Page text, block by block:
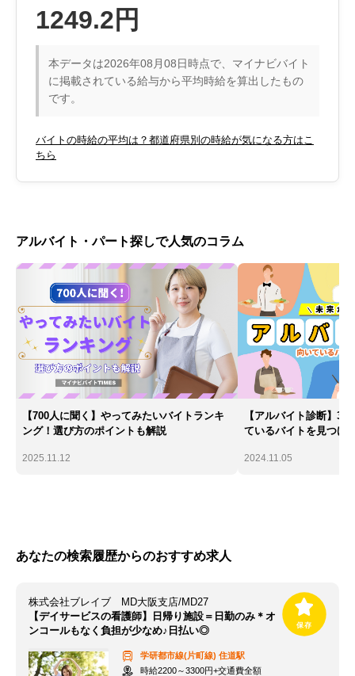
1249.2円
本データは2026年08月08日時点で、マイナビバイト
に掲載されている給与から平均時給を算出したもの
です。
バイトの時給の平均は？都道府県別の時給が気になる方はこ
ちら
アルバイト・パート探しで人気のコラム
【700人に聞く】やってみたいバイトランキ
ング！選び方のポイントも解説
2025.11.12
【アルバイト診断】
ているバイトを見つけ
2024.11.05
あなたの検索履歴からのおすすめ求人
株式会社ブレイブ MD大阪支店/MD27
【デイサービスの看護師】日帰り施設＝日勤のみ＊オ
ンコールもなく負担が少なめ♪日払い◎
学研都市線(片町線) 住道駅
時給2200～3300円+交通費全額